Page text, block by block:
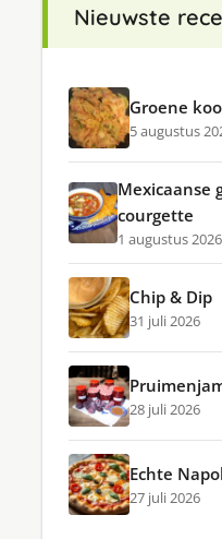
Nieuwste
Groene
5 augustus
Mexicaanse
courgette
1 augustus 2026
Chip & Dip
31 juli 2026
28 juli 2026
Echte
27 juli 2026